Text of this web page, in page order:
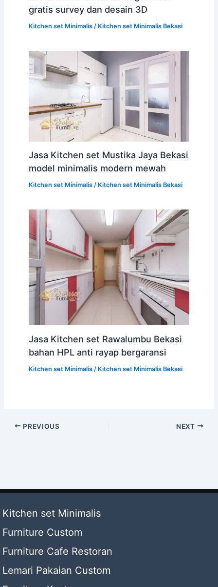
gratis survey dan desain 3D
Kitchen set Minimalis/ Kitchen set Minimalis Bekasi
Jasa Kitchen set Mustika Jaya Bekasi
model minimalis modern mewah
Kitchen set Minimalis/ Kitchen set Minimalis Bekasi
Jasa Kitchen set Rawalumbu Bekasi
bahan HPL anti rayap bergaransi
Kitchen set Minimalis/ Kitchen set Minimalis Bekasi
PREVIOUS NEXT
Kitchen set Minimalis
Furniture Custom
Furniture Cafe Restoran
Lemari Pakaian Custom